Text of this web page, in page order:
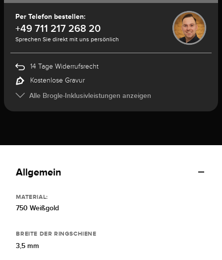
Per Telefon bestellen:
+49 711 217 268 20
Sprechen Sie direkt mit uns persönlich
14 Tage Widerrufsrecht
Kostenlose Gravur
Alle Brogle-Inklusivleistungen anzeigen
Allgemein
MATERIAL:
750 Weißgold
BREITE DER RINGSCHIENE
3,5 mm